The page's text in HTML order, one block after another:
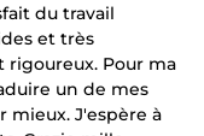
du travail
et très
rigoureux. Pour ma
un de mes
mieux. J'espère à